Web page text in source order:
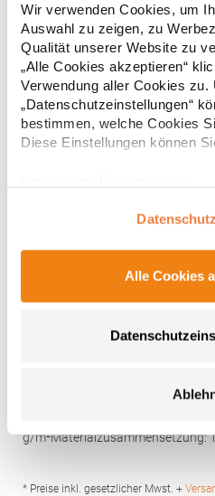
Wir verwenden Cookies, um
Auswahl zu zeigen, zu
Qualität unserer Website zu
„Alle Cookies akzeptieren“
Verwendung aller Cookies zu.
„Datenschutzeinstellungen“
bestimmen, welche Cookies
Diese Einstellungen können
Alle Cookies
mit Polyfilm für Formstabilität Flachstrick-Kragen und
Ärmelbündchen in Rippstrick Doppelnähte an Schultern
Verstärkte Nähte an stark
Etikett im Kragen für die einfache
Verstärkte Knopfleiste mit drei Knöpfen
Brusttasche mit Knopfverschluss Verstärkte Seitenschlitze
Ersatzknopf Stehkragen Angesetzte Ärmel Weiches Piquet-
Gewebe mit COOL-DRY
Eigenschaften, Atmungsaktivität und
R312XHersteller: Result Clothing
* Preise inkl. gesetzlicher Mwst. +
W475 Henbury Herren
g/m²Materialzusammensetzung:
Kingsfordweg 151 1043GR
marketing@henbury.com
* Preise inkl. gesetzlicher Mwst. +